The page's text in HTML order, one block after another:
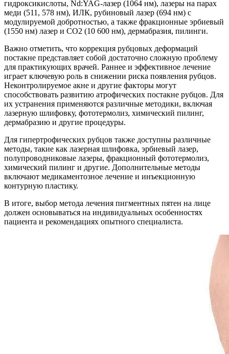
гидроксикислоты, Nd:YAG-лазер (1064 нм), лазеры на парах
меди (511, 578 нм), ИЛК, рубиновый лазер (694 нм) с
модулируемой добротностью, а также фракционные эрбиевый
(1550 нм) лазер и СО2 (10 600 нм), дермабразия, пилинги.
Важно отметить, что коррекция рубцовых деформаций
постакне представляет собой достаточно сложную проблему
для практикующих врачей. Раннее и эффективное лечение
играет ключевую роль в снижении риска появления рубцов.
Неконтролируемое акне и другие факторы могут
способствовать развитию атрофических постакне рубцов. Для
их устранения применяются различные методики, включая
лазерную шлифовку, фототермолиз, химический пилинг,
дермабразию и другие процедуры.
Для гипертрофических рубцов также доступны различные
методы, такие как лазерная шлифовка, эрбиевый лазер,
полупроводниковые лазеры, фракционный фототермолиз,
химический пилинг и другие. Дополнительные методы
включают медикаментозное лечение и инъекционную
контурную пластику.
В итоге, выбор метода лечения пигментных пятен на лице
должен основываться на индивидуальных особенностях
пациента и рекомендациях опытного специалиста.